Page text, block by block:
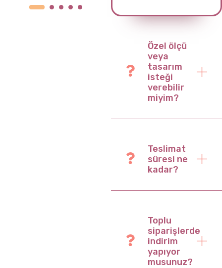
Özel ölçü
veya
tasarım
isteği
verebilir
miyim?
Teslimat
süresi ne
kadar?
Toplu
siparişlerde
indirim
yapıyor
musunuz?